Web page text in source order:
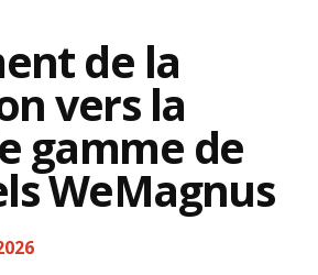
de la
vers la
gamme de
WeMagnus